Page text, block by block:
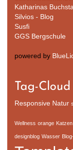
Katharinas
Silvios - Blog
Susfi
GGS Bergschule
powered by
Tag-Cloud
Responsive Natur
Wellness orange Katzen
designblog Wasser